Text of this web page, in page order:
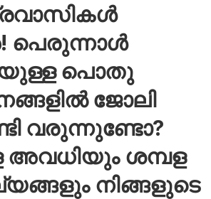
പെരുന്നാൾ
പൊതു
ജോലി
വരുന്നുണ്ടോ?
അവധിയും ശമ്പള
നിങ്ങളുടെ